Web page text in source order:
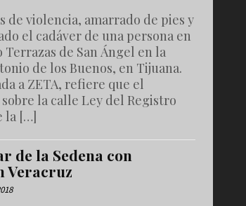
de violencia, amarrado de pies y
el cadáver de una persona en
de San Ángel en la
de los Buenos, en Tijuana.
a ZETA, refiere que el
la calle Ley del Registro
la […]
de la Sedena con
Veracruz